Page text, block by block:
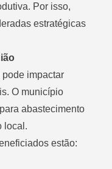
Por isso,
estratégicas
pode impactar
O município
abastecimento
local.
estão: